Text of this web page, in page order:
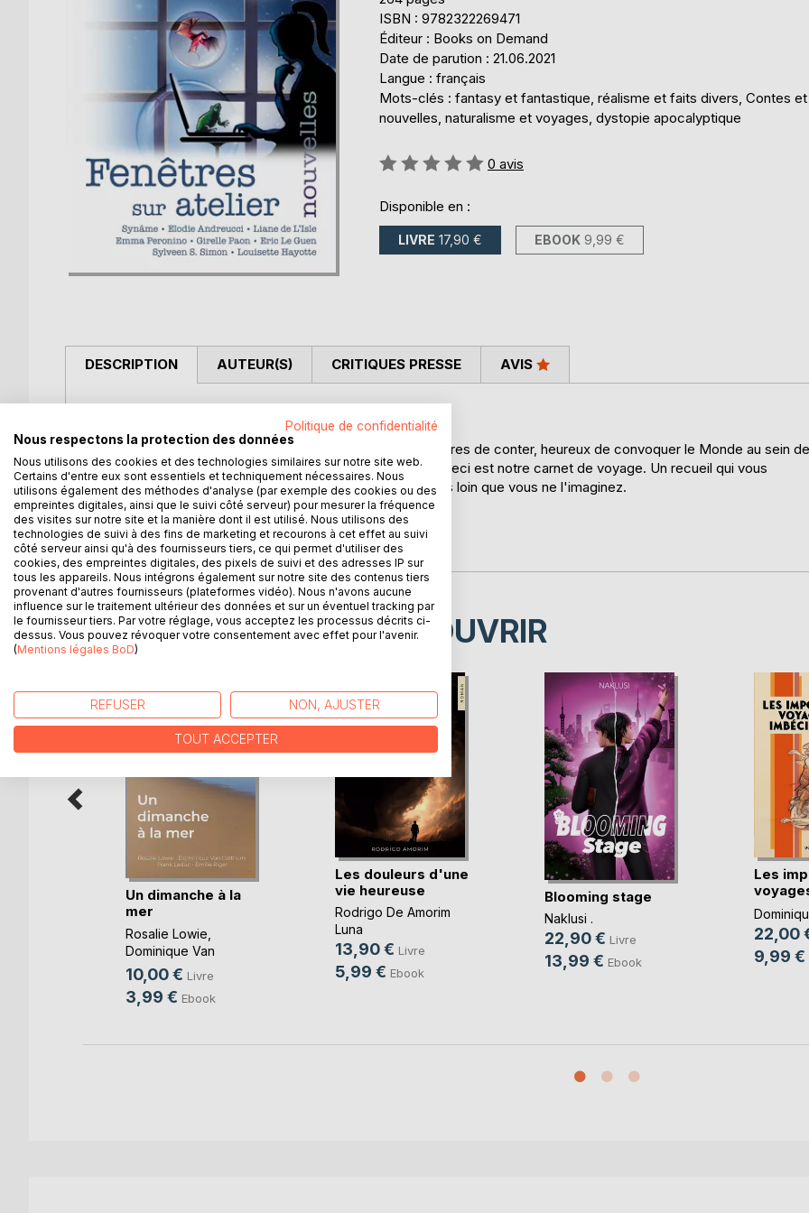
ISBN : 9782322269471
Éditeur : Books on Demand
Date de parution : 21.06.2021
Langue : français
Mots-clés : fantasy et fantastique, réalisme et faits divers, Contes et
nouvelles, naturalisme et voyages, dystopie apocalyptique
Évaluation:
0 avis
Disponible en :
LIVRE 17,90 € EBOOK 9,99 €
DESCRIPTION
Non pas tout seul, mais à huit ; non pas enfermés, mais libres de conter, heureux de convoquer le Monde au sein de
nos demeures. Nous avons voulu aller loin, voler haut, et ceci est notre carnet de voyage. Un recueil qui vous
emmènera là où vous le désirez : devant votre nez ou plus loin que vous ne l'imaginez.
Réel, fantasque, vécu... tous se mêlent et s'embrassent.
Pour que l'espoir respire.
Pour que s'ouvre la fenêtre.
AUTEUR(S) CRITIQUES PRESSE AVIS
D’AUTRES TITRES À DÉCOUVRIR
Un dimanche à la
mer
Rosalie Lowie
Dominique Van
Cotthem, ...
10,00 € Livre
3,99 € Ebook
Les douleurs d'une
vie heureuse
Rodrigo De Amorim
Luna
13,90 € Livre
5,99 € Ebook
Blooming stage
Naklusi .
22,90 € Livre
13,99 € Ebook
Les
22,00
9,99 €
Politique de confidentialité
Nous respectons la protection des données
Nous utilisons des cookies et des technologies similaires sur notre site web.
Certains d'entre eux sont essentiels et techniquement nécessaires. Nous
utilisons également des méthodes d'analyse (par exemple des cookies ou des
empreintes digitales, ainsi que le suivi côté serveur) pour mesurer la fréquence
des visites sur notre site et la manière dont il est utilisé. Nous utilisons des
technologies de suivi à des fins de marketing et recourons à cet effet au suivi
côté serveur ainsi qu'à des fournisseurs tiers, ce qui permet d'utiliser des
cookies, des empreintes digitales, des pixels de suivi et des adresses IP sur
tous les appareils. Nous intégrons également sur notre site des contenus tiers
provenant d'autres fournisseurs (plateformes vidéo). Nous n'avons aucune
influence sur le traitement ultérieur des données et sur un éventuel tracking par
le fournisseur tiers. Par votre réglage, vous acceptez les processus décrits ci-
dessus. Vous pouvez révoquer votre consentement avec effet pour l'avenir.
(Mentions légales BoD)
REFUSER NON, AJUSTER
TOUT ACCEPTER